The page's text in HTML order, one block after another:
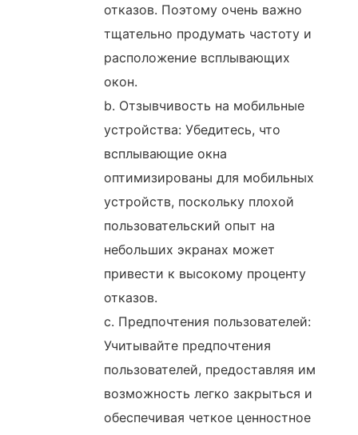
отказов. Поэтому очень важно
тщательно продумать частоту и
расположение всплывающих
окон.
b. Отзывчивость на мобильные
устройства: Убедитесь, что
всплывающие окна
оптимизированы для мобильных
устройств, поскольку плохой
пользовательский опыт на
небольших экранах может
привести к высокому проценту
отказов.
c. Предпочтения пользователей:
Учитывайте предпочтения
пользователей, предоставляя им
возможность легко закрыться и
обеспечивая четкое ценностное